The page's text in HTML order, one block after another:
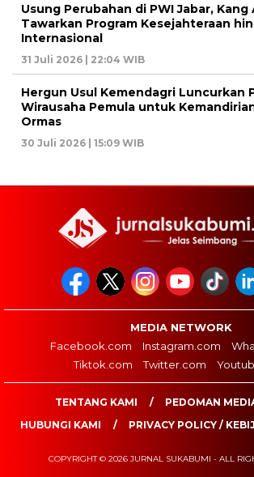
Usung Perubahan di PWI Jabar, Kang
Tawarkan Program Kesejahteraan
Internasional
31 Juli 2026 | 22:04 WIB
Hergun Usul Kemendagri Luncurkan
Wirausaha Pemula untuk
Ormas
30 Juli 2026 | 15:09 WIB
MEDIA NETWORK
Facebook.com
Instagram.com
Tiktok.com
Twitter.com
TENTANG KAMI
PEDOMAN
HUBUNGI KAMI
PRIVACY POLICY /
COPYRIGHT © 2026 JURNAL SUKABUMI - ALL